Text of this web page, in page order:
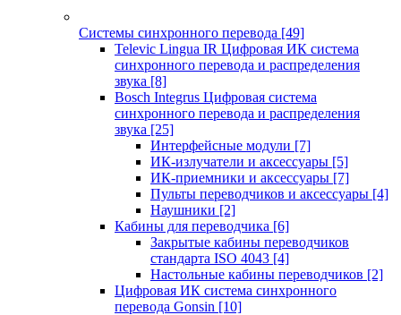
Системы синхронного перевода [49]
Televic Lingua IR Цифровая ИК система
синхронного перевода и распределения
звука [8]
Bosch Integrus Цифровая система
синхронного перевода и распределения
звука [25]
Интерфейсные модули [7]
ИК-излучатели и аксессуары [5]
ИК-приемники и аксессуары [7]
Пульты переводчиков и аксессуары [4]
Наушники [2]
Кабины для переводчика [6]
Закрытые кабины переводчиков
стандарта ISO 4043 [4]
Настольные кабины переводчиков [2]
Цифровая ИК система синхронного
перевода Gonsin [10]